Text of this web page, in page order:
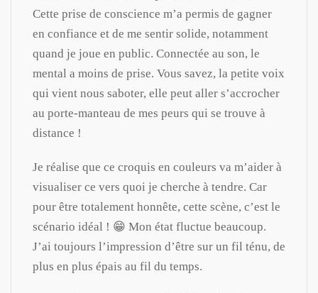
Cette prise de conscience m’a permis de gagner
en confiance et de me sentir solide, notamment
quand je joue en public. Connectée au son, le
mental a moins de prise. Vous savez, la petite voix
qui vient nous saboter, elle peut aller s’accrocher
au porte-manteau de mes peurs qui se trouve à
distance !
Je réalise que ce croquis en couleurs va m’aider à
visualiser ce vers quoi je cherche à tendre. Car
pour être totalement honnête, cette scène, c’est le
scénario idéal ! 😁 Mon état fluctue beaucoup.
J’ai toujours l’impression d’être sur un fil ténu, de
plus en plus épais au fil du temps.